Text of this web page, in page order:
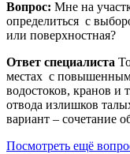
Вопрос: Мне на
определиться с
или поверхностная?
Ответ специалиста
местах с
водостоков, кранов и
отвода излишков
вариант – сочетание
Посмотреть ещё